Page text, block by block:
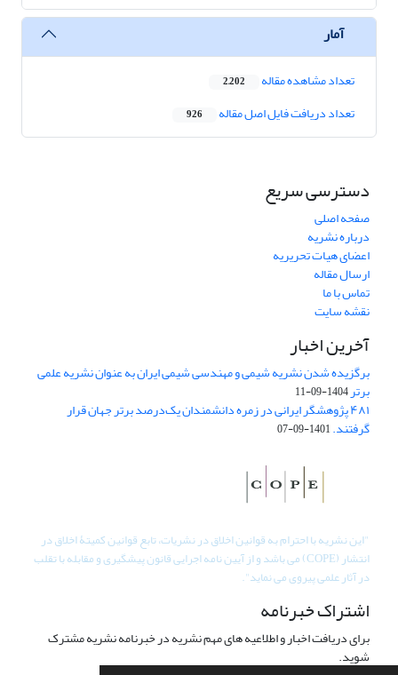
آمار
تعداد مشاهده مقاله 2,202
تعداد دریافت فایل اصل مقاله 926
دسترسی سریع
صفحه اصلی
درباره نشریه
اعضای هیات تحریریه
ارسال مقاله
تماس با ما
نقشه سایت
آخرین اخبار
برگزیده شدن نشریه شیمی و مهندسی شیمی ایران به عنوان نشریه علمی
برتر1404-09-11
۴۸۱ پژوهشگر ایرانی در زمره دانشمندان یک‌درصد برتر جهان قرار
گرفتند.1401-09-07
"این نشریه با احترام به قوانین اخلاق در نشریات، تابع قوانین کمیتۀ اخلاق در
انتشار (COPE) می باشد و از آیین نامه اجرایی قانون پیشگیری و مقابله با تقلب
در آثار علمی پیروی می نماید".
اشتراک خبرنامه
برای دریافت اخبار و اطلاعیه های مهم نشریه در خبرنامه نشریه مشترک
شوید.